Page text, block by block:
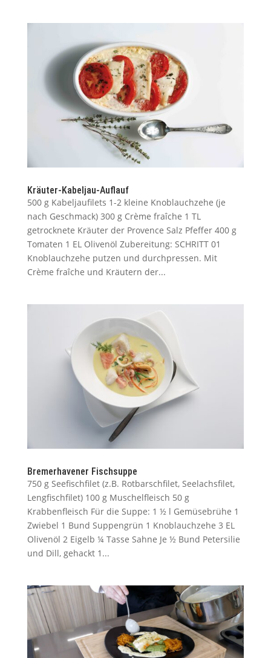
Kräuter-Kabeljau-Auflauf
500 g Kabeljaufilets 1-2 kleine Knoblauchzehe (je
nach Geschmack) 300 g Crème fraîche 1 TL
getrocknete Kräuter der Provence Salz Pfeffer 400 g
Tomaten 1 EL Olivenöl Zubereitung: SCHRITT 01
Knoblauchzehe putzen und durchpressen. Mit
Crème fraîche und Kräutern der...
Bremerhavener Fischsuppe
750 g Seefischfilet (z.B. Rotbarschfilet, Seelachsfilet,
Lengfischfilet) 100 g Muschelfleisch 50 g
Krabbenfleisch Für die Suppe: 1 ½ l Gemüsebrühe 1
Zwiebel 1 Bund Suppengrün 1 Knoblauchzehe 3 EL
Olivenöl 2 Eigelb ¼ Tasse Sahne Je ½ Bund Petersilie
und Dill, gehackt 1...